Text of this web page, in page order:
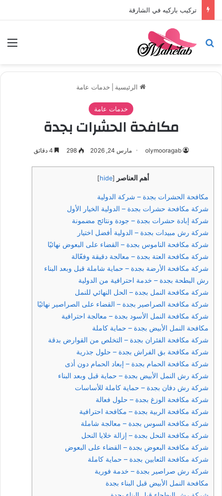
تركيب باركيه في أبوظبي
بحث عن
الرئيسية خدمات عامة
خدمات عامة
مكافحة الحشرات بجدة
olymooragab مارس 24, 2026 298
أهم العناصر [
hide
]
مكافحة الحشرات بجدة – شركة الدولية
شركة مكافحة حشرات بجدة – الدولية الخيار الأول
شركة إبادة حشرات بجدة – جودة ونتائج مضمونة
شركة رش مبيدات بجدة – الدولية أفضل اختيار
شركة مكافحة الناموس بجدة – القضاء على البعوض نهائيًا
شركة مكافحة العتة بجدة – معالجة دقيقة وفعّالة
شركة مكافحة الأرضة بجدة – حماية شاملة قبل وبعد البناء
رش البطحة بجدة – خدمة احترافية من الدولية
شركة مكافحة النمل بجدة – الحل النهائي للنمل
شركة مكافحة الصراصير بجدة – القضاء على الصراصير نهائيًا
شركة مكافحة النمل الأسود بجدة – معالجة احترافية
مكافحة النمل الأبيض بجدة – حماية كاملة
شركة مكافحة الفئران بجدة – التخلص من القوارض بدقة
شركة مكافحة بق الفراش بجدة – حلول جذرية
شركة مكافحة الحمام بجدة – إبعاد الحمام دون أذى
شركة رش النمل الأبيض بجدة – حماية قبل وبعد البناء
شركة رش دفان بجدة – حماية كاملة للأساسات
شركة مكافحة الوزغ بجدة – حلول فعالة
شركة مكافحة الربية بجدة – مكافحة احترافية
شركة مكافحة السوس بجدة – معالجة شاملة
شركة مكافحة النحل بجدة – إزالة خلايا النحل
شركة مكافحة البعوض بجدة – القضاء على البعوض
شركة مكافحة الثعابين بجدة – حماية كاملة
شركة رش صراصير بجدة – خدمة فورية
مكافحة النمل الأبيض قبل البناء بجدة